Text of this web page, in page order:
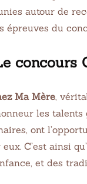
autour de
épreuves du
concours
Ma Mère,
les
ont
C’est ainsi
et des